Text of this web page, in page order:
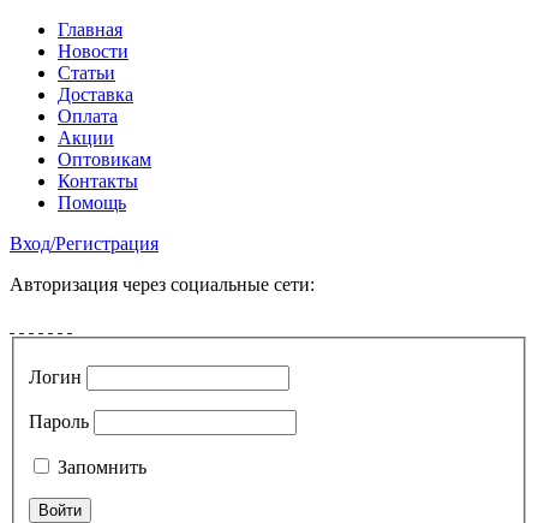
Главная
Новости
Статьи
Доставка
Оплата
Акции
Оптовикам
Контакты
Помощь
Вход/Регистрация
Авторизация через социальные сети:
Логин
Пароль
Запомнить